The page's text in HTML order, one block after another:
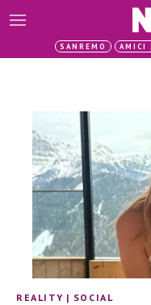
SANREMO AMICI
REALITY | SOCIAL